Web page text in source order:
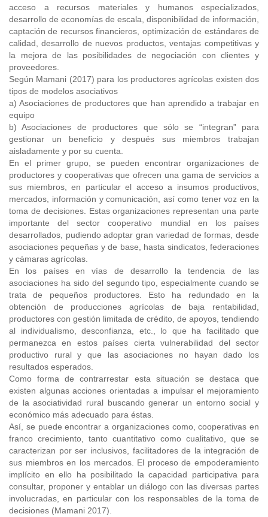
acceso a recursos materiales y humanos especializados,
desarrollo de economías de escala, disponibilidad de información,
captación de recursos financieros, optimización de estándares de
calidad, desarrollo de nuevos productos, ventajas competitivas y
la mejora de las posibilidades de negociación con clientes y
proveedores.
Según Mamani (2017) para los productores agrícolas existen dos
tipos de modelos asociativos
a) Asociaciones de productores que han aprendido a trabajar en
equipo
b) Asociaciones de productores que sólo se “integran” para
gestionar un beneficio y después sus miembros trabajan
aisladamente y por su cuenta.
En el primer grupo, se pueden encontrar organizaciones de
productores y cooperativas que ofrecen una gama de servicios a
sus miembros, en particular el acceso a insumos productivos,
mercados, información y comunicación, así como tener voz en la
toma de decisiones. Estas organizaciones representan una parte
importante del sector cooperativo mundial en los países
desarrollados, pudiendo adoptar gran variedad de formas, desde
asociaciones pequeñas y de base, hasta sindicatos, federaciones
y cámaras agrícolas.
En los países en vías de desarrollo la tendencia de las
asociaciones ha sido del segundo tipo, especialmente cuando se
trata de pequeños productores. Esto ha redundado en la
obtención de producciones agrícolas de baja rentabilidad,
productores con gestión limitada de crédito, de apoyos, tendiendo
al individualismo, desconfianza, etc., lo que ha facilitado que
permanezca en estos países cierta vulnerabilidad del sector
productivo rural y que las asociaciones no hayan dado los
resultados esperados.
Como forma de contrarrestar esta situación se destaca que
existen algunas acciones orientadas a impulsar el mejoramiento
de la asociatividad rural buscando generar un entorno social y
económico más adecuado para éstas.
Así, se puede encontrar a organizaciones como, cooperativas en
franco crecimiento, tanto cuantitativo como cualitativo, que se
caracterizan por ser inclusivos, facilitadores de la integración de
sus miembros en los mercados. El proceso de empoderamiento
implícito en ello ha posibilitado la capacidad participativa para
consultar, proponer y entablar un diálogo con las diversas partes
involucradas, en particular con los responsables de la toma de
decisiones (Mamani 2017).